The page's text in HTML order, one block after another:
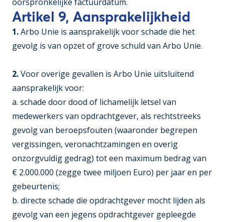
Artikel 9, Aansprakelijkheid
1.Arbo Unie is aansprakelijk voor schade die het
gevolg is van opzet of grove schuld van Arbo Unie.
2.Voor overige gevallen is Arbo Unie uitsluitend
aansprakelijk voor:
a. schade door dood of lichamelijk letsel van
medewerkers van opdrachtgever, als rechtstreeks
gevolg van beroepsfouten (waaronder begrepen
vergissingen, veronachtzamingen en overig
onzorgvuldig gedrag) tot een maximum bedrag van
€ 2.000.000 (zegge twee miljoen Euro) per jaar en per
gebeurtenis;
b. directe schade die opdrachtgever mocht lijden als
gevolg van een jegens opdrachtgever gepleegde